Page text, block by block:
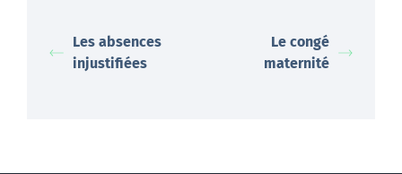
Les absences
injustifiées
Le congé
maternité